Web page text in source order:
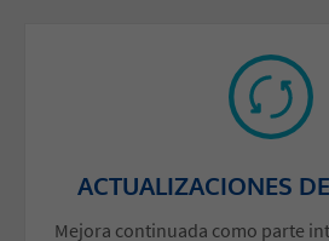
ACTUALIZACIONES
Mejora continuada como parte